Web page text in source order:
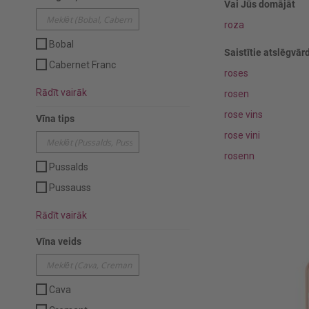
Vai Jūs domājāt
roza
Saistītie
roses
rosen
rose vins
rose vini
rosenn
Bobal
Cabernet Franc
Rādīt vairāk
Vīna tips
Pussalds
Pussauss
Rādīt vairāk
Vīna veids
Cava